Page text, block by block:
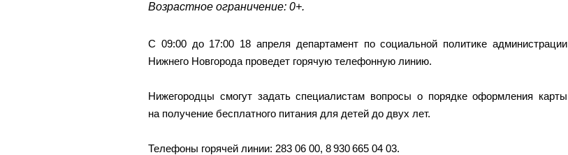
Возрастное ограничение: 0+.
С 09:00 до 17:00 18 апреля департамент по социальной политике администрации
Нижнего Новгорода проведет горячую телефонную линию.
Нижегородцы смогут задать специалистам вопросы о порядке оформления карты
на получение бесплатного питания для детей до двух лет.
Телефоны горячей линии: 283 06 00, 8 930 665 04 03.